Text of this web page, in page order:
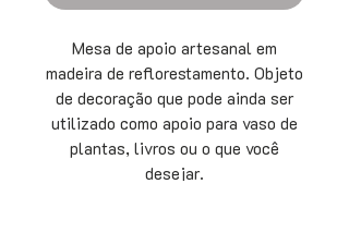
Mesa de apoio artesanal em
madeira de reflorestamento. Objeto
de decoração que pode ainda ser
utilizado como apoio para vaso de
plantas, livros ou o que você
desejar.